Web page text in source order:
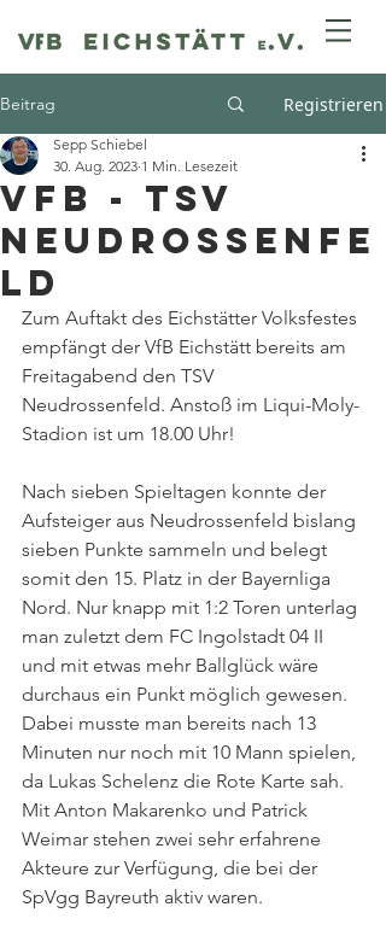
Beitrag Registrieren
VfB - TSV
Neudrossenfe
ld
Sepp Schiebel
30. Aug. 2023 1 Min. Lesezeit
Zum Auftakt des Eichstätter Volksfestes
empfängt der VfB Eichstätt bereits am
Freitagabend den TSV
Neudrossenfeld. Anstoß im Liqui-Moly-
Stadion ist um 18.00 Uhr!
Nach sieben Spieltagen konnte der
Aufsteiger aus Neudrossenfeld bislang
sieben Punkte sammeln und belegt
somit den 15. Platz in der Bayernliga
Nord. Nur knapp mit 1:2 Toren unterlag
man zuletzt dem FC Ingolstadt 04 II
und mit etwas mehr Ballglück wäre
durchaus ein Punkt möglich gewesen.
Dabei musste man bereits nach 13
Minuten nur noch mit 10 Mann spielen,
da Lukas Schelenz die Rote Karte sah.
Mit Anton Makarenko und Patrick
Weimar stehen zwei sehr erfahrene
Akteure zur Verfügung, die bei der
SpVgg Bayreuth aktiv waren.